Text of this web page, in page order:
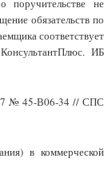
обязательств по
соответствует
ИБ
№ 45-В06-34 // СПС
в коммерческой